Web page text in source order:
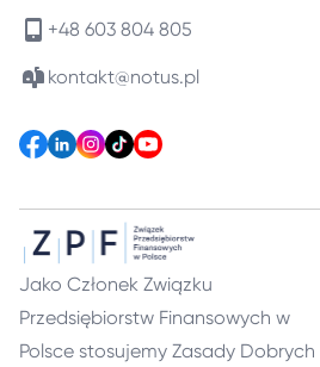
+48 603 804 805
kontakt@notus.pl
Jako Członek Związku
Przedsiębiorstw Finansowych w
Polsce stosujemy Zasady Dobrych